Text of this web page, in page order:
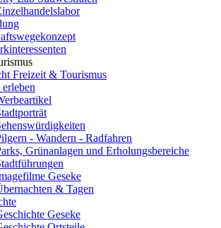
Freizeit & Tourismus
erleben
- Wandern - Radfahren
Grünanlagen und Erholungsbereiche
Geseke
& Tagen
Geseke